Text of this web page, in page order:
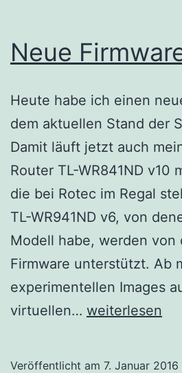
Neue
Heute habe ich einen
dem aktuellen Stand der
Damit läuft jetzt auch
Router TL-WR841ND v10
die bei Rotec im Regal
TL-WR941ND v6, von
Modell habe, werden von
Firmware unterstützt. Ab
experimentellen Images
virtuellen… Neue
weiterlesen
Veröffentlicht am 7. Januar 2016